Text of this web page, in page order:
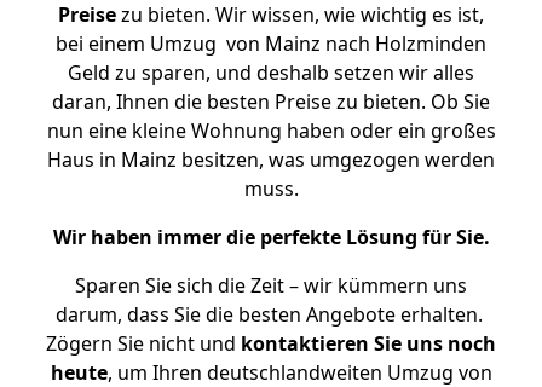
Preisezu bieten. Wir wissen, wie wichtig es ist,
bei einem Umzug von Mainz nach Holzminden
Geld zu sparen, und deshalb setzen wir alles
daran, Ihnen die besten Preise zu bieten. Ob Sie
nun eine kleine Wohnung haben oder ein großes
Haus in Mainz besitzen, was umgezogen werden
muss.
Wir haben immer die perfekte Lösung für Sie.
Sparen Sie sich die Zeit – wir kümmern uns
darum, dass Sie die besten Angebote erhalten.
Zögern Sie nicht und kontaktieren Sie uns noch
heute, um Ihren deutschlandweiten Umzug von